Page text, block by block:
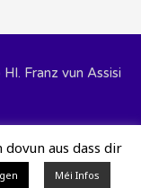
Franz vun Assisi
aus dass dir
Méi Infos